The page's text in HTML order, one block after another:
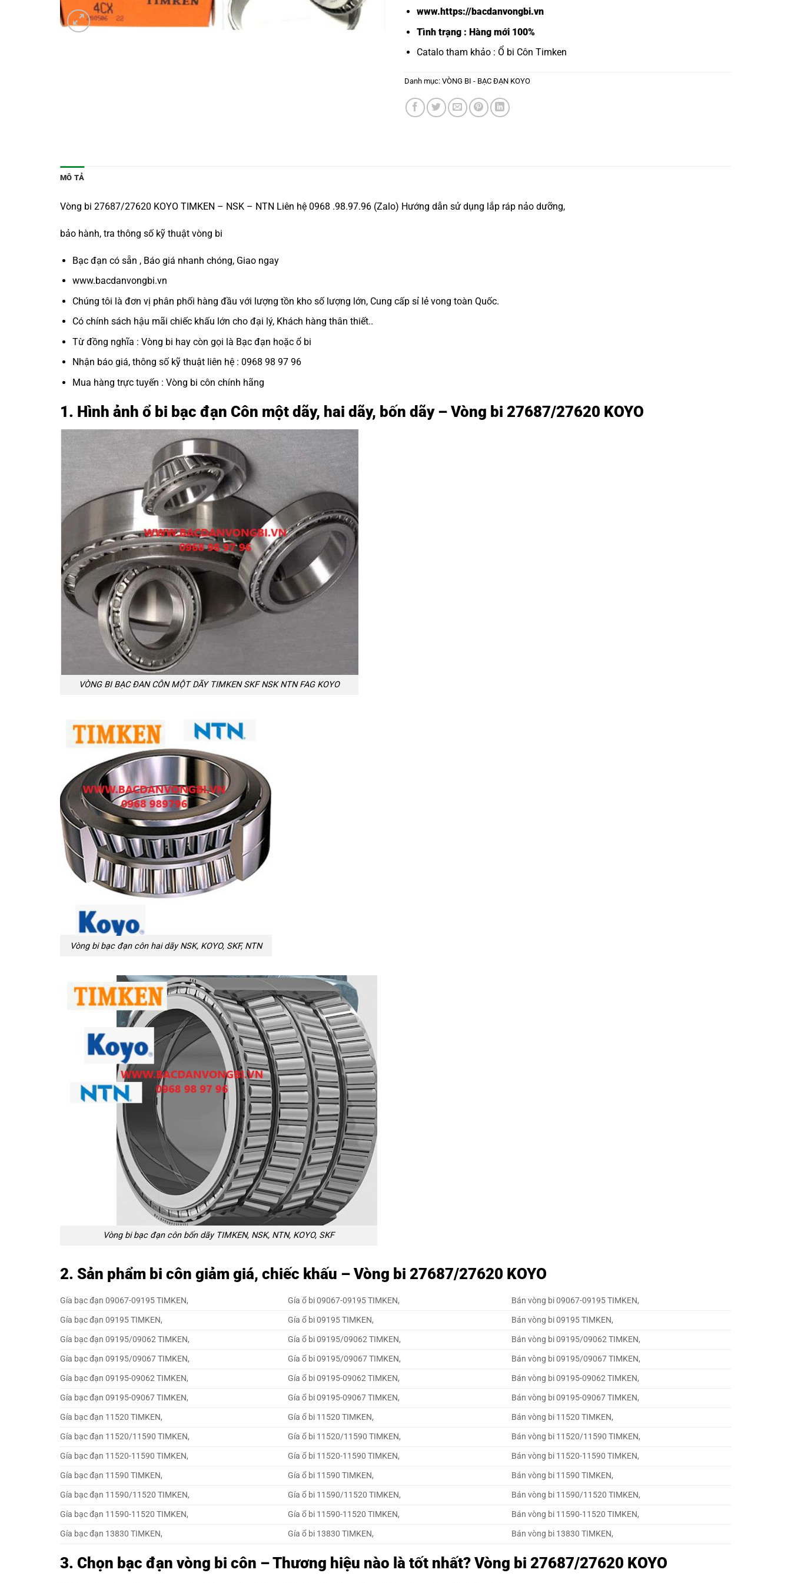
www.https://bacdanvongbi.vn
Tình trạng : Hàng mới 100%
Catalo tham khảo : Ổ bi Côn Timken
Danh mục: VÒNG BI - BẠC ĐẠN KOYO
MÔ TẢ
Vòng bi 27687/27620 KOYO TIMKEN – NSK – NTN Liên hệ 0968 .98.97.96 (Zalo) Hướng dẫn sử dụng lắp ráp nảo dưỡng,
bảo hành, tra thông số kỹ thuật vòng bi
Bạc đạn có sẵn , Báo giá nhanh chóng, Giao ngay
www.bacdanvongbi.vn
Chúng tôi là đơn vị phân phối hàng đầu với lượng tồn kho số lượng lớn, Cung cấp sỉ lẻ vong toàn Quốc.
Có chính sách hậu mãi chiếc khấu lớn cho đại lý, Khách hàng thân thiết..
Từ đồng nghĩa : Vòng bi hay còn gọi là Bạc đạn hoặc ổ bi
Nhận báo giá, thông số kỹ thuật liên hệ : 0968 98 97 96
Mua hàng trực tuyến : Vòng bi côn chính hãng
1. Hình ảnh ổ bi bạc đạn Côn một dãy, hai dãy, bốn dãy – Vòng bi 27687/27620 KOYO
VÒNG BI BẠC ĐAN CÔN MỘT DÃY TIMKEN SKF NSK NTN FAG KOYO
Vòng bi bạc đạn côn hai dãy NSK, KOYO, SKF, NTN
Vòng bi bạc đạn côn bốn dãy TIMKEN, NSK, NTN, KOYO, SKF
2. Sản phẩm bi côn giảm giá, chiếc khấu – Vòng bi 27687/27620 KOYO
Gía bạc đạn 09067-09195 TIMKEN, Gía ổ bi 09067-09195 TIMKEN,
Bán vòng bi 09067-09195 TIMKEN,
Gía bạc đạn 09195 TIMKEN,
Gía ổ bi 09195 TIMKEN,
Bán vòng bi 09195 TIMKEN,
Gía bạc đạn 09195/09062 TIMKEN,
Gía ổ bi 09195/09062 TIMKEN,
Bán vòng bi 09195/09062 TIMKEN,
Gía bạc đạn 09195/09067 TIMKEN,
Gía ổ bi 09195/09067 TIMKEN,
Bán vòng bi 09195/09067 TIMKEN,
Gía bạc đạn 09195-09062 TIMKEN,
Gía ổ bi 09195-09062 TIMKEN,
Bán vòng bi 09195-09062 TIMKEN,
Gía bạc đạn 09195-09067 TIMKEN,
Gía ổ bi 09195-09067 TIMKEN,
Bán vòng bi 09195-09067 TIMKEN,
Gía bạc đạn 11520 TIMKEN,
Gía ổ bi 11520 TIMKEN,
Bán vòng bi 11520 TIMKEN,
Gía bạc đạn 11520/11590 TIMKEN,
Gía ổ bi 11520/11590 TIMKEN,
Bán vòng bi 11520/11590 TIMKEN,
Gía bạc đạn 11520-11590 TIMKEN,
Gía ổ bi 11520-11590 TIMKEN,
Bán vòng bi 11520-11590 TIMKEN,
Gía bạc đạn 11590 TIMKEN,
Gía ổ bi 11590 TIMKEN,
Bán vòng bi 11590 TIMKEN,
Gía bạc đạn 11590/11520 TIMKEN,
Gía ổ bi 11590/11520 TIMKEN,
Bán vòng bi 11590/11520 TIMKEN,
Gía bạc đạn 11590-11520 TIMKEN,
Gía ổ bi 11590-11520 TIMKEN,
Bán vòng bi 11590-11520 TIMKEN,
Gía bạc đạn 13830 TIMKEN,
Gía ổ bi 13830 TIMKEN, Bán vòng bi 13830 TIMKEN,
3. Chọn bạc đạn vòng bi côn – Thương hiệu nào là tốt nhất? Vòng bi 27687/27620 KOYO